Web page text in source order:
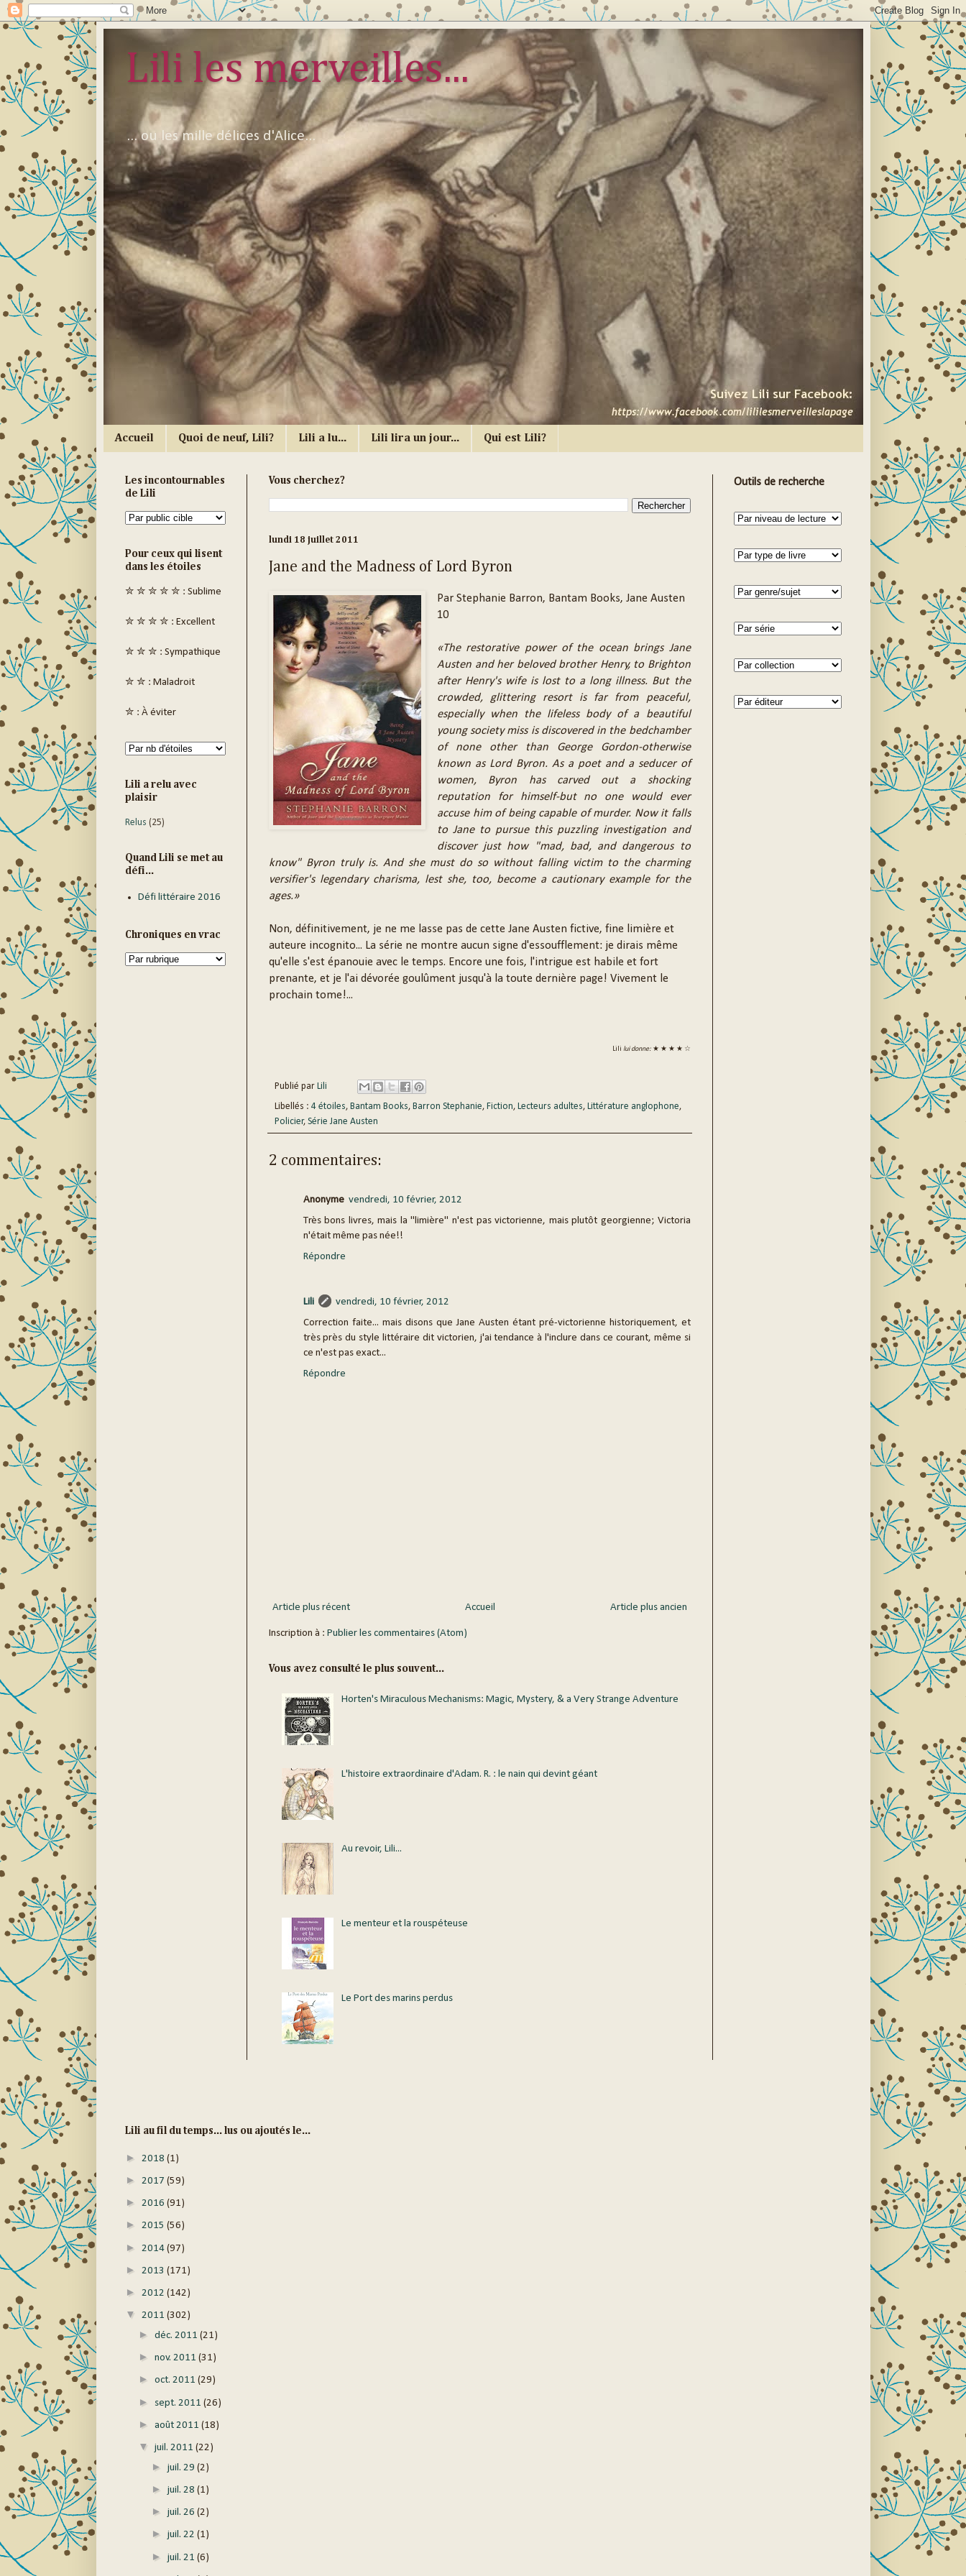
Lili les merveilles...
... ou les mille délices d'Alice...
Accueil Quoi de neuf, Lili? Lili a lu... Lili lira un jour... Qui est Lili?
Vous cherchez?
lundi 18 juillet 2011
Jane and the Madness of Lord Byron
Par Stephanie Barron, Bantam Books, Jane Austen
10
«The restorative power of the ocean brings Jane
Austen and her beloved brother Henry, to Brighton
after Henry's wife is lost to a long illness. But the
crowded, glittering resort is far from peaceful,
especially when the lifeless body of a beautiful
young society miss is discovered in the bedchamber
of none other than George Gordon-otherwise
known as Lord Byron. As a poet and a seducer of
women, Byron has carved out a shocking
reputation for himself-but no one would ever
accuse him of being capable of murder. Now it falls
to Jane to pursue this puzzling investigation and
discover just how "mad, bad, and dangerous to
know" Byron truly is. And she must do so without falling victim to the charming
versifier's legendary charisma, lest she, too, become a cautionary example for the
ages.»
Non, définitivement, je ne me lasse pas de cette Jane Austen fictive, fine limière et
auteure incognito... La série ne montre aucun signe d'essoufflement: je dirais même
qu'elle s'est épanouie avec le temps. Encore une fois, l'intrigue est habile et fort
prenante, et je l'ai dévorée goulûment jusqu'à la toute dernière page! Vivement le
prochain tome!...
Lili lui donne: ★ ★ ★ ★ ☆
Publié par Lili
Libellés : 4 étoiles, Bantam Books, Barron Stephanie, Fiction, Lecteurs adultes, Littérature anglophone,
Policier, Série Jane Austen
2 commentaires:
Anonyme vendredi, 10 février, 2012
Très bons livres, mais la "limière" n'est pas victorienne, mais plutôt georgienne; Victoria
n'était même pas née!!
Répondre
Lili
vendredi, 10 février, 2012
Correction faite... mais disons que Jane Austen étant pré-victorienne historiquement, et
très près du style littéraire dit victorien, j'ai tendance à l'inclure dans ce courant, même si
ce n'est pas exact...
Répondre
Article plus récent Article plus ancien
Accueil
Inscription à : Publier les commentaires (Atom)
Vous avez consulté le plus souvent...
Horten's Miraculous Mechanisms: Magic, Mystery, & a Very Strange Adventure
L'histoire extraordinaire d'Adam. R. : le nain qui devint géant
Au revoir, Lili...
Le menteur et la rouspéteuse
Le Port des marins perdus
Les incontournables
de Lili
Pour ceux qui lisent
dans les étoiles
✮ ✮ ✮ ✮ ✮ : Sublime
✮ ✮ ✮ ✮ : Excellent
✮ ✮ ✮ : Sympathique
✮ ✮ : Maladroit
✮ : À éviter
Lili a relu avec
plaisir
Relus (25)
Quand Lili se met au
défi...
Défi littéraire 2016
Chroniques en vrac
Outils de recherche
Lili au fil du temps... lus ou ajoutés le...
► 2018 (1)
► 2017 (59)
► 2016 (91)
► 2015 (56)
► 2014 (97)
► 2013 (171)
► 2012 (142)
▼ 2011 (302)
► déc. 2011 (21)
► nov. 2011 (31)
► oct. 2011 (29)
► sept. 2011 (26)
► août 2011 (18)
▼ juil. 2011 (22)
► juil. 29 (2)
► juil. 28 (1)
► juil. 26 (2)
► juil. 22 (1)
► juil. 21 (6)